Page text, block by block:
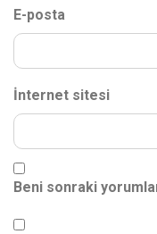
E-posta
İnternet sitesi
Beni sonraki